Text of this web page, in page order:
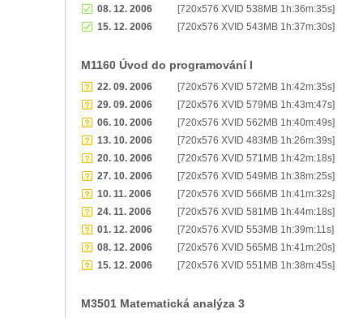
08. 12. 2006
[720x576 XVID 538MB 1h:36m:35s]
15. 12. 2006
[720x576 XVID 543MB 1h:37m:30s]
M1160 Úvod do programování I
22. 09. 2006
[720x576 XVID 572MB 1h:42m:35s]
29. 09. 2006
[720x576 XVID 579MB 1h:43m:47s]
06. 10. 2006
[720x576 XVID 562MB 1h:40m:49s]
13. 10. 2006
[720x576 XVID 483MB 1h:26m:39s]
20. 10. 2006
[720x576 XVID 571MB 1h:42m:18s]
27. 10. 2006
[720x576 XVID 549MB 1h:38m:25s]
10. 11. 2006
[720x576 XVID 566MB 1h:41m:32s]
24. 11. 2006
[720x576 XVID 581MB 1h:44m:18s]
01. 12. 2006
[720x576 XVID 553MB 1h:39m:11s]
08. 12. 2006
[720x576 XVID 565MB 1h:41m:20s]
15. 12. 2006
[720x576 XVID 551MB 1h:38m:45s]
M3501 Matematická analýza 3